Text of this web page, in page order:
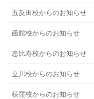
五反田校からのお知らせ
函館校からのお知らせ
恵比寿校からのお知らせ
立川校からのお知らせ
荻窪校からのお知らせ